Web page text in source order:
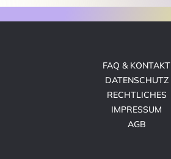
FAQ & KONTAKT
DATENSCHUTZ
RECHTLICHES
IMPRESSUM
AGB